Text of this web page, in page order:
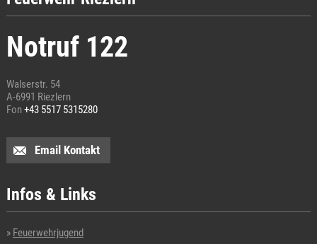
Notruf 122
Walserstr. 54
A-6991 Riezlern
Fon+43 5517 5315280
Email Kontakt
Infos & Links
Feuerwehrjugend